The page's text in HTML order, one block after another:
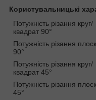
Користувальницькі
Потужність різання круг/
квадрат 90°
Потужність різання
90°
Потужність різання круг/
квадрат 45°
Потужність різання
45°